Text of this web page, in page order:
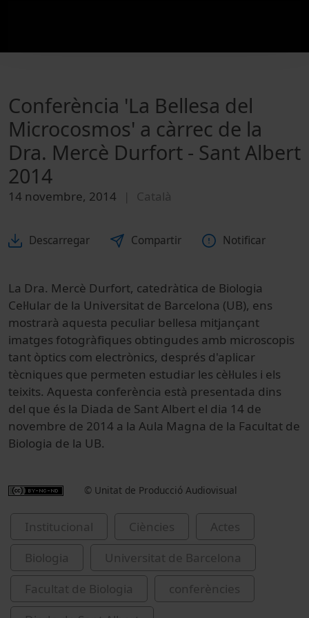
Conferència 'La Bellesa del
Microcosmos' a càrrec de la
Dra. Mercè Durfort - Sant Albert
2014
14 novembre, 2014 Català
Descarregar Compartir Notificar
La Dra. Mercè Durfort, catedràtica de Biologia
Cel·lular de la Universitat de Barcelona (UB), ens
mostrarà aquesta peculiar bellesa mitjançant
imatges fotogràfiques obtingudes amb microscopis
tant òptics com electrònics, després d'aplicar
tècniques que permeten estudiar les cèl·lules i els
teixits. Aquesta conferència està presentada dins
del que és la Diada de Sant Albert el dia 14 de
novembre de 2014 a la Aula Magna de la Facultat de
Biologia de la UB.
© Unitat de Producció Audiovisual
Institucional Ciències
Actes
Biologia
Universitat de Barcelona
Facultat de Biologia
conferències